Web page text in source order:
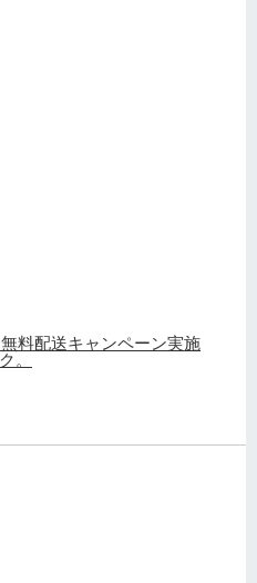
料配送キャンペーン実施
。